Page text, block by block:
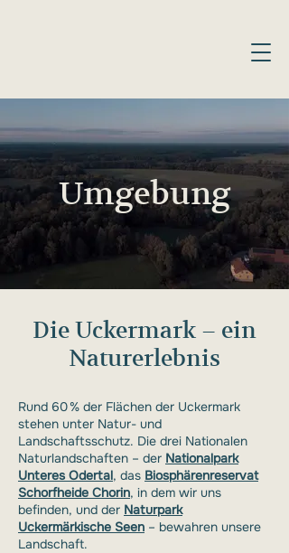
Umgebung
Die Uckermark – ein
Naturerlebnis
Rund 60 % der Flächen der Uckermark
stehen unter Natur- und
Landschaftsschutz. Die drei Nationalen
Naturlandschaften – der Nationalpark
Unteres Odertal, das Biosphärenreservat
Schorfheide Chorin, in dem wir uns
befinden, und der Naturpark
Uckermärkische Seen – bewahren unsere
Landschaft.